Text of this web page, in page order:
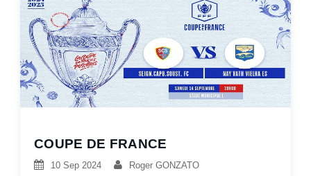
COUPE DE FRANCE
10 Sep 2024 Roger GONZATO